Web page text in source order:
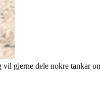
gjerne dele nokre tankar